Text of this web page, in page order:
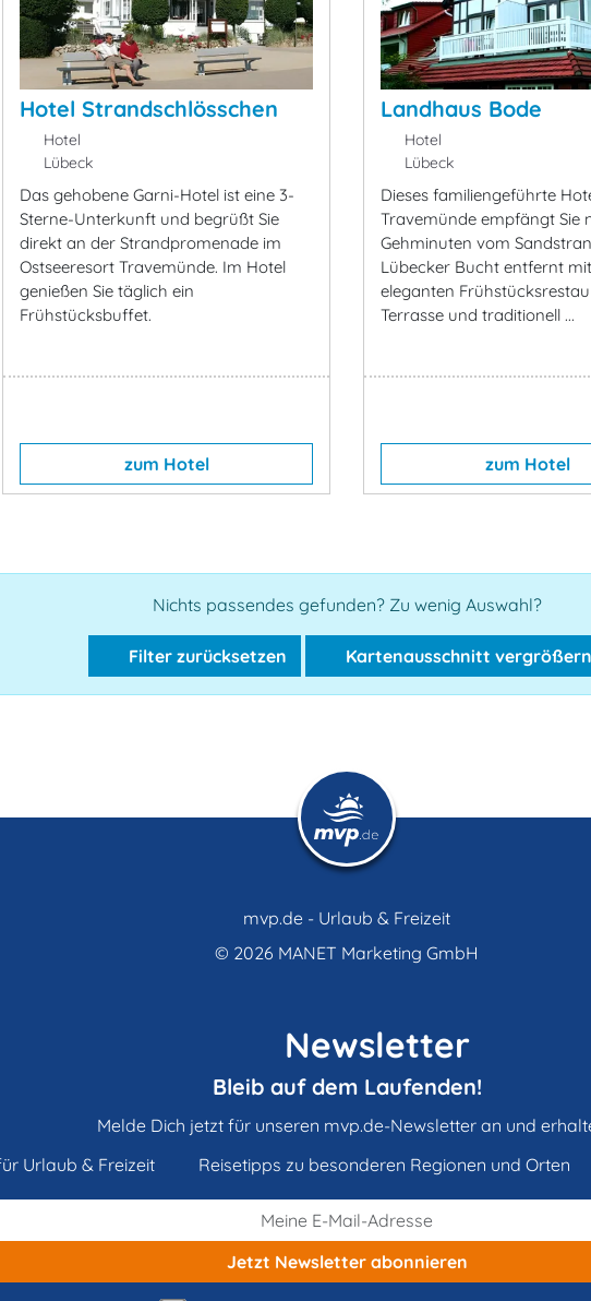
Hotel Strandschlösschen
Hotel
Lübeck
Das gehobene Garni-Hotel ist eine 3-
Sterne-Unterkunft und begrüßt Sie
direkt an der Strandpromenade im
Ostseeresort Travemünde. Im Hotel
genießen Sie täglich ein
Frühstücksbuffet.
zum Hotel
Landhaus Bode
Hotel
Lübeck
Dieses familiengeführte
Travemünde empfängt Sie
Gehminuten vom
Lübecker Bucht entfernt
eleganten
Terrasse und traditionell ...
zum Hotel
Nichts passendes gefunden? Zu wenig Auswahl?
Filter zurücksetzen Kartenausschnitt vergrößern
mvp.de - Urlaub & Freizeit
© 2026 MANET Marketing GmbH
Newsletter
Bleib auf dem Laufenden!
Melde Dich jetzt für unseren mvp.de-Newsletter an und
Urlaub & Freizeit
Reisetipps zu besonderen Regionen und Orten
Jetzt Newsletterabonnieren